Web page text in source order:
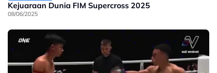
Kejuaraan Dunia FIM Supercross 2025
08/06/2025